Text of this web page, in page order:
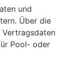
und
Über die
Vertragsdaten
Pool- oder